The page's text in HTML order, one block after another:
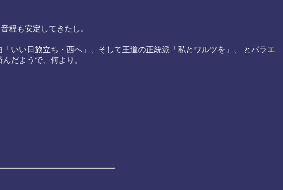
程も安定してきたし。
いい日旅立ち・西へ」、そして王道の正統派「私とワルツを」、 とバラエ
だようで、何より。